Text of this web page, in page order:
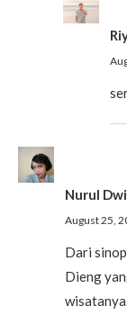
Nurul
August 25,
Dari
Dieng